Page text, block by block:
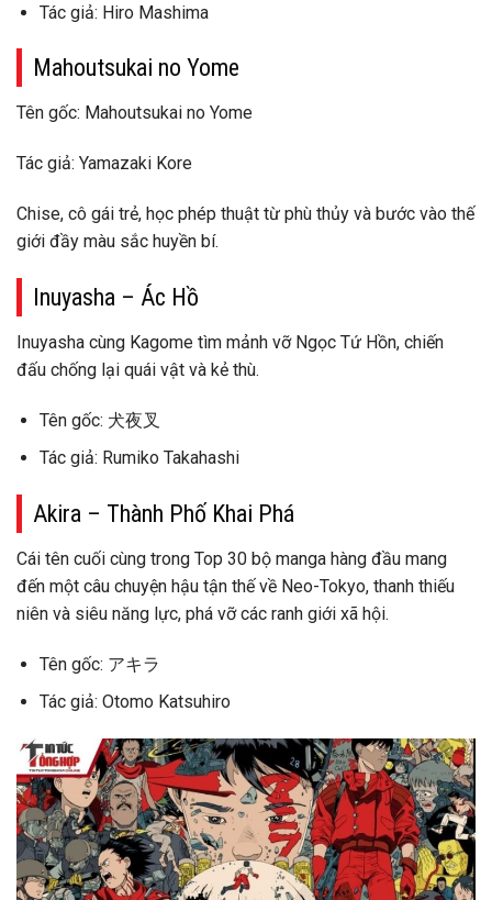
Tác giả: Hiro Mashima
Mahoutsukai no Yome
Tên gốc: Mahoutsukai no Yome
Tác giả: Yamazaki Kore
Chise, cô gái trẻ, học phép thuật từ phù thủy và bước vào thế
giới đầy màu sắc huyền bí.
Inuyasha – Ác Hồ
Inuyasha cùng Kagome tìm mảnh vỡ Ngọc Tứ Hồn, chiến
đấu chống lại quái vật và kẻ thù.
Tên gốc: 犬夜叉
Tác giả: Rumiko Takahashi
Akira – Thành Phố Khai Phá
Cái tên cuối cùng trong Top 30 bộ manga hàng đầu mang
đến một câu chuyện hậu tận thế về Neo-Tokyo, thanh thiếu
niên và siêu năng lực, phá vỡ các ranh giới xã hội.
Tên gốc: アキラ
Tác giả: Otomo Katsuhiro